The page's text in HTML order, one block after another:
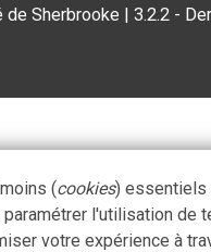
de Sherbrooke |3.2.2 -
(cookies) essentiels
l'utilisation de
votre expérience à